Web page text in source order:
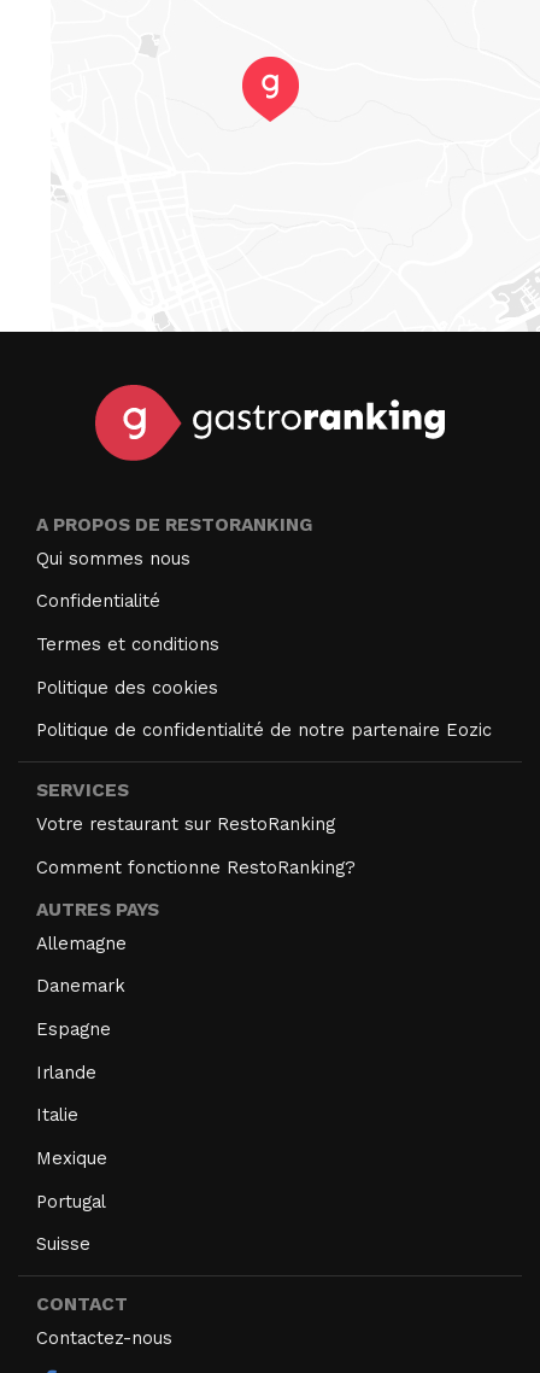
A PROPOS DE RESTORANKING
Qui sommes nous
Confidentialité
Termes et conditions
Politique des cookies
Politique de confidentialité de notre partenaire Eozic
SERVICES
Votre restaurant sur RestoRanking
Comment fonctionne RestoRanking?
AUTRES PAYS
Allemagne
Danemark
Espagne
Irlande
Italie
Mexique
Portugal
Suisse
CONTACT
Contactez-nous